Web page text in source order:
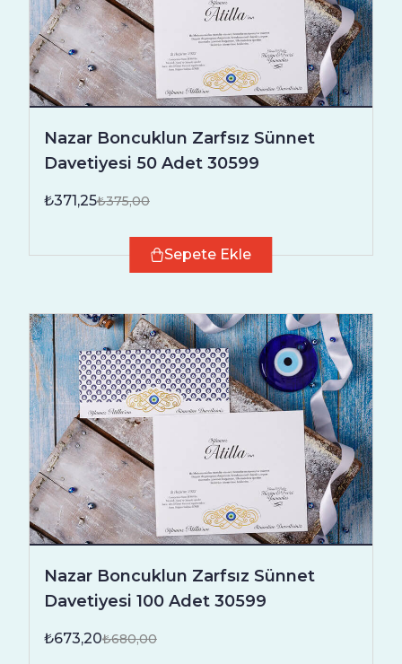
Nazar Boncuklun Zarfsız Sünnet
Davetiyesi 50 Adet 30599
₺371,25₺375,00
Sepete Ekle
Nazar Boncuklun Zarfsız Sünnet
Davetiyesi 100 Adet 30599
₺673,20₺680,00